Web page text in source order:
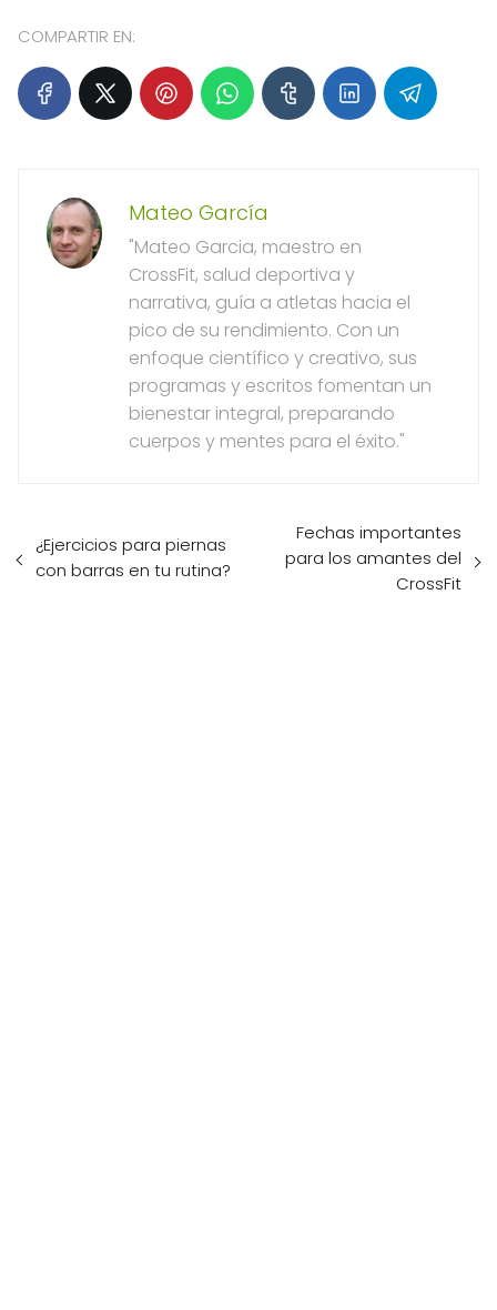
COMPARTIR EN:
Mateo García
"Mateo Garcia, maestro en
CrossFit, salud deportiva y
narrativa, guía a atletas hacia el
pico de su rendimiento. Con un
enfoque científico y creativo, sus
programas y escritos fomentan un
bienestar integral, preparando
cuerpos y mentes para el éxito."
¿Ejercicios para piernas
con barras en tu rutina?
Fechas importantes
para los amantes del
CrossFit